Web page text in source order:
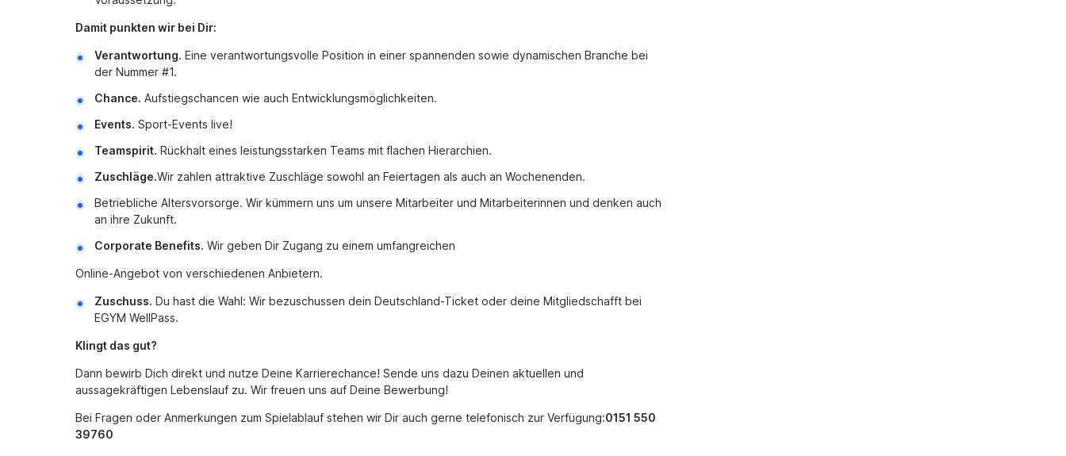
Damit punkten wir bei Dir:
Verantwortung. Eine verantwortungsvolle Position in einer spannenden sowie dynamischen Branche bei
der Nummer #1.
Chance. Aufstiegschancen wie auch Entwicklungsmöglichkeiten.
Events. Sport-Events live!
Teamspirit. Rückhalt eines leistungsstarken Teams mit flachen Hierarchien.
Zuschläge.Wir zahlen attraktive Zuschläge sowohl an Feiertagen als auch an Wochenenden.
Betriebliche Altersvorsorge. Wir kümmern uns um unsere Mitarbeiter und Mitarbeiterinnen und denken auch
an ihre Zukunft.
Corporate Benefits. Wir geben Dir Zugang zu einem umfangreichen
Online-Angebot von verschiedenen Anbietern.
Zuschuss. Du hast die Wahl: Wir bezuschussen dein Deutschland-Ticket oder deine Mitgliedschafft bei
EGYM WellPass.
Klingt das gut?
Dann bewirb Dich direkt und nutze Deine Karrierechance! Sende uns dazu Deinen aktuellen und
aussagekräftigen Lebenslauf zu. Wir freuen uns auf Deine Bewerbung!
Bei Fragen oder Anmerkungen zum Spielablauf stehen wir Dir auch gerne telefonisch zur Verfügung:0151 550
39760